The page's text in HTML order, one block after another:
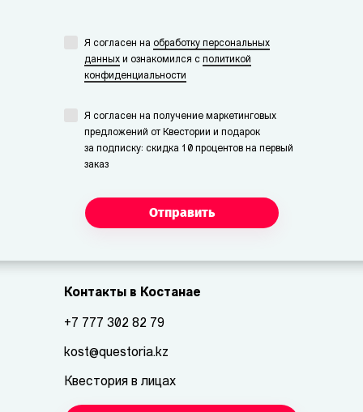
Я согласен на обработку персональных
данных и ознакомился с политикой
конфиденциальности
Я согласен на получение маркетинговых
предложений от Квестории и подарок
за подписку: скидка 10 процентов на первый
заказ
Отправить
Контакты в Костанае
+7 777 302 82 79
kost@questoria.kz
Квестория в лицах